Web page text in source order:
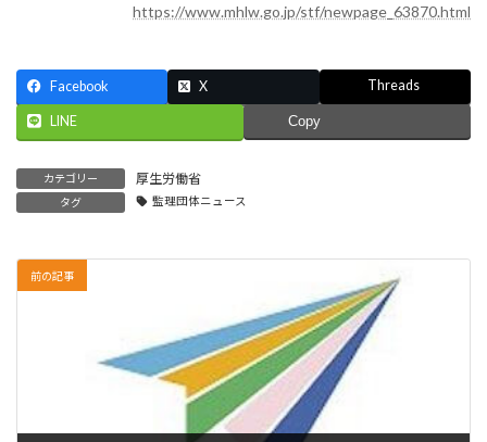
https://www.mhlw.go.jp/stf/newpage_63870.html
Facebook X Threads
LINE Copy
カテゴリー 厚生労働省
タグ 監理団体ニュース
前の記事